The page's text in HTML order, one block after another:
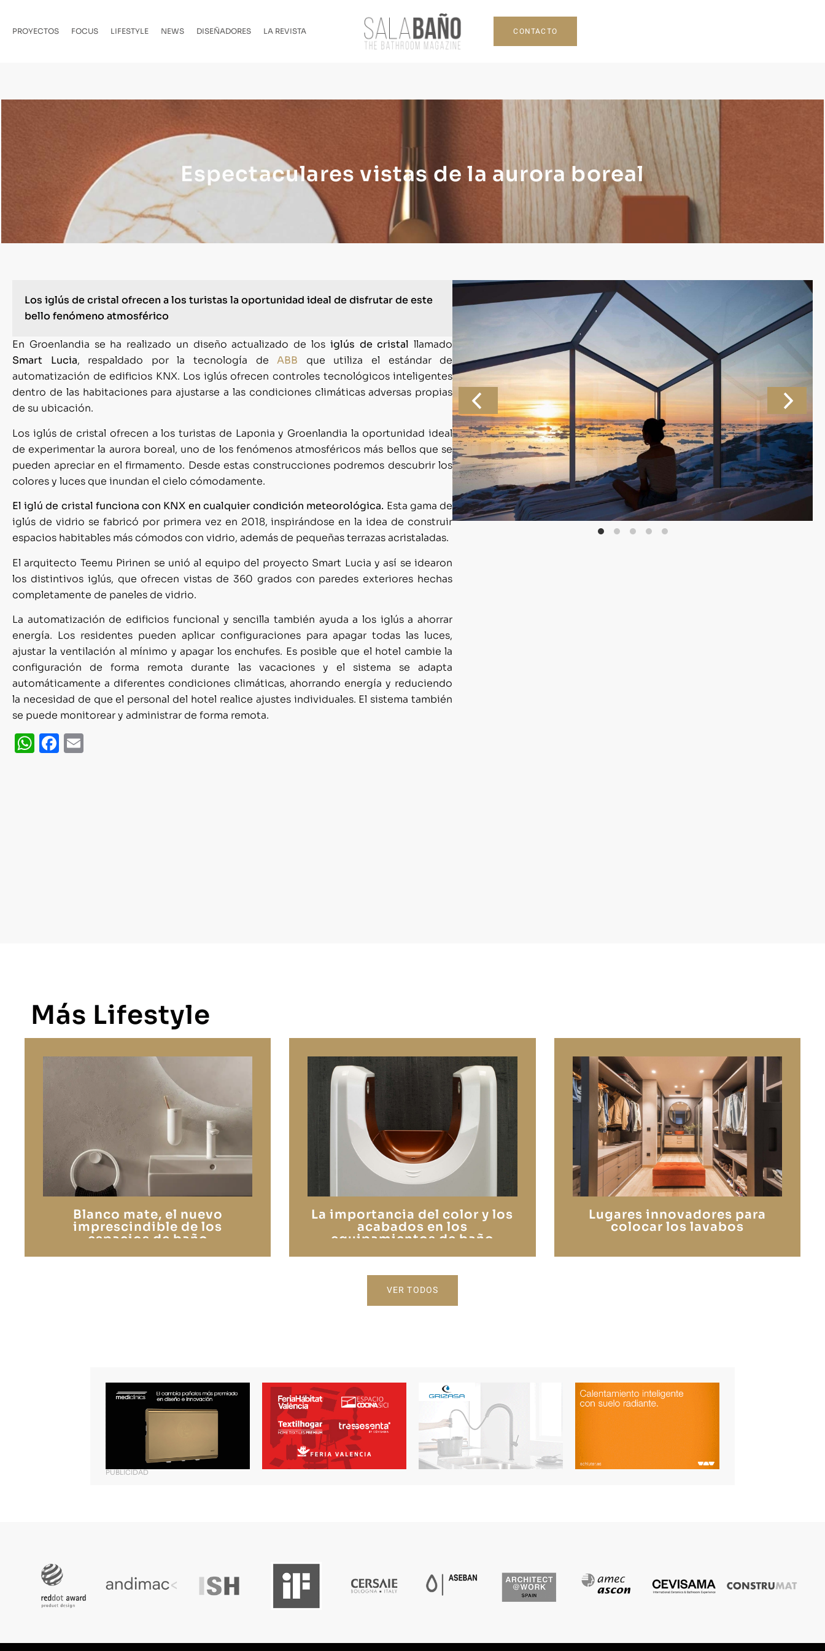
PROYECTOS FOCUS LIFESTYLE NEWS DISEÑADORES LA REVISTA CONTACTO
Espectaculares vistas de la aurora boreal
Los iglús de cristal ofrecen a los turistas la oportunidad ideal de disfrutar de este
bello fenómeno atmosférico
En Groenlandia se ha realizado un diseño actualizado de los iglús de cristal llamado
Smart Lucia, respaldado por la tecnología deABB que utiliza el estándar de
automatización de edificios KNX. Los iglús ofrecen controles tecnológicos inteligentes
dentro de las habitaciones para ajustarse a las condiciones climáticas adversas propias
de su ubicación.
Los iglús de cristal ofrecen a los turistas de Laponia y Groenlandia la oportunidad ideal
de experimentar la aurora boreal, uno de los fenómenos atmosféricos más bellos que se
pueden apreciar en el firmamento. Desde estas construcciones podremos descubrir los
colores y luces que inundan el cielo cómodamente.
El iglú de cristal funciona con KNX en cualquier condición meteorológica. Esta gama de
iglús de vidrio se fabricó por primera vez en 2018, inspirándose en la idea de construir
espacios habitables más cómodos con vidrio, además de pequeñas terrazas acristaladas.
El arquitecto Teemu Pirinen se unió al equipo del proyecto Smart Lucia y así se idearon
los distintivos iglús, que ofrecen vistas de 360 grados con paredes exteriores hechas
completamente de paneles de vidrio.
La automatización de edificios funcional y sencilla también ayuda a los iglús a ahorrar
energía. Los residentes pueden aplicar configuraciones para apagar todas las luces,
ajustar la ventilación al mínimo y apagar los enchufes. Es posible que el hotel cambie la
configuración de forma remota durante las vacaciones y el sistema se adapta
automáticamente a diferentes condiciones climáticas, ahorrando energía y reduciendo
la necesidad de que el personal del hotel realice ajustes individuales. El sistema también
se puede monitorear y administrar de forma remota.
WhatsApp
Facebook
Más Lifestyle
Blanco mate, el nuevo
imprescindible de los
espacios de baño
La importancia del color y los
acabados en los
equipamientos de baño
Lugares innovadores para
colocar los lavabos
VER TODOS
PUBLICIDAD